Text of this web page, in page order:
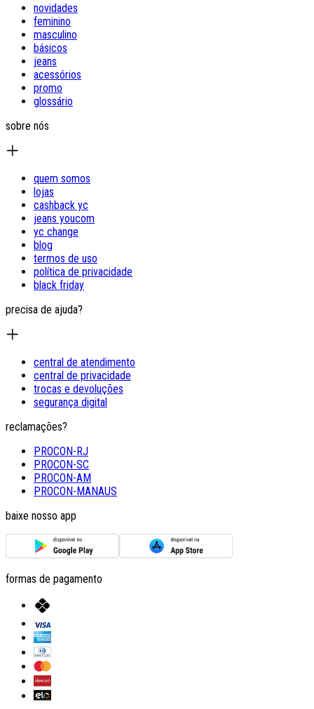
novidades
feminino
masculino
básicos
jeans
acessórios
promo
glossário
sobre nós
quem somos
lojas
cashback yc
jeans youcom
yc change
blog
termos de uso
política de privacidade
black friday
precisa de ajuda?
central de atendimento
central de privacidade
trocas e devoluções
segurança digital
reclamações?
PROCON-RJ
PROCON-SC
PROCON-AM
PROCON-MANAUS
baixe nosso app
formas de pagamento